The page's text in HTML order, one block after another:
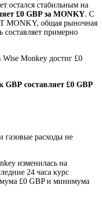
драгоценные металлы и
остался стабильным на
£0 GBP за MONKY. С
MONKY, общая рыночная
составляет примерно
Wise Monkey достиг £0
GBP составляет £0 GBP
расходы не
изменилась на
24 часа курс
£0 GBP и минимума